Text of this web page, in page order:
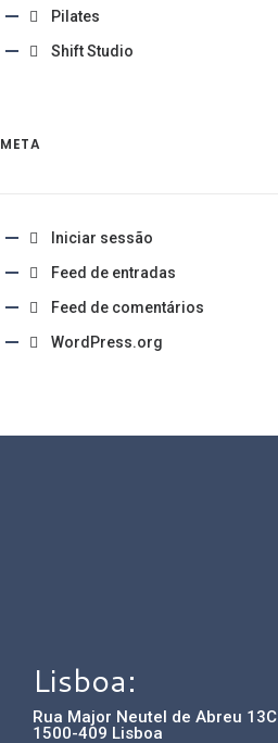
Pilates
Shift Studio
META
Iniciar sessão
Feed de entradas
Feed de comentários
WordPress.org
Lisboa:
Rua Major Neutel de Abreu 13C
1500-409 Lisboa